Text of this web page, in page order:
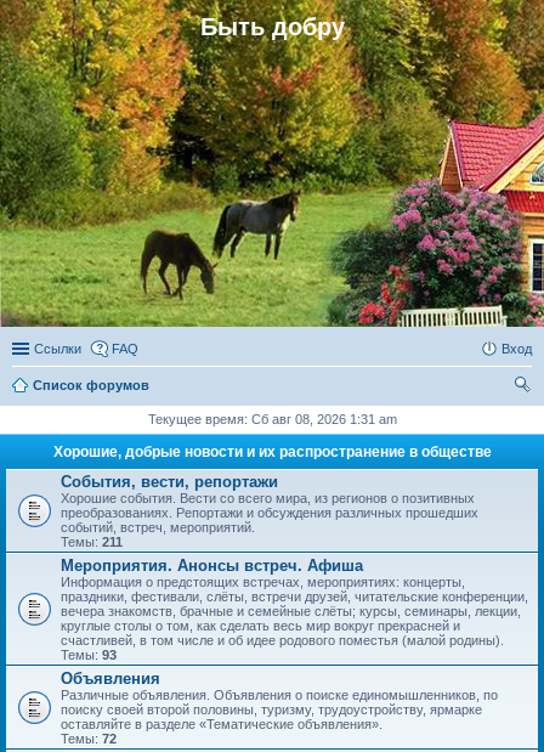
Быть добру
Ссылки FAQ Вход
Список форумов
Текущее время: Сб авг 08, 2026 1:31 am
Хорошие, добрые новости и их распространение в обществе
События, вести, репортажи
Хорошие события. Вести со всего мира, из регионов о позитивных
преобразованиях. Репортажи и обсуждения различных прошедших
событий, встреч, мероприятий.
Темы: 211
Мероприятия. Анонсы встреч. Афиша
Информация о предстоящих встречах, мероприятиях: концерты,
праздники, фестивали, слёты, встречи друзей, читательские конференции,
вечера знакомств, брачные и семейные слёты; курсы, семинары, лекции,
круглые столы о том, как сделать весь мир вокруг прекрасней и
счастливей, в том числе и об идее родового поместья (малой родины).
Темы: 93
Объявления
Различные объявления. Объявления о поиске единомышленников, по
поиску своей второй половины, туризму, трудоустройству, ярмарке
оставляйте в разделе «Тематические объявления».
Темы: 72